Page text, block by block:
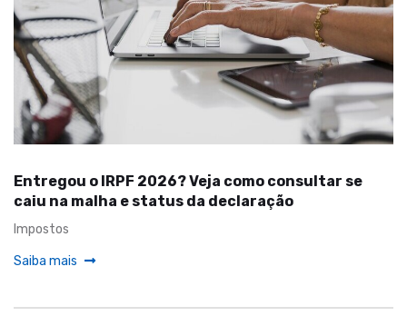
Entregou o IRPF 2026? Veja como consultar se
caiu na malha e status da declaração
Impostos
Saiba mais